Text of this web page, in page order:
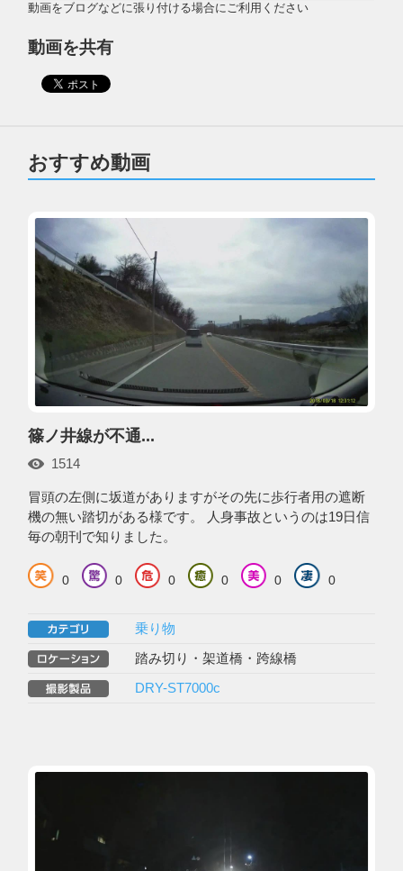
動画をブログなどに張り付ける場合にご利用ください
動画を共有
おすすめ動画
篠ノ井線が不通...
1514
冒頭の左側に坂道がありますがその先に歩行者用の遮断
機の無い踏切がある様です。 人身事故というのは19日信
毎の朝刊で知りました。
0 0 0 0 0 0
乗り物
踏み切り・架道橋・跨線橋
DRY-ST7000c